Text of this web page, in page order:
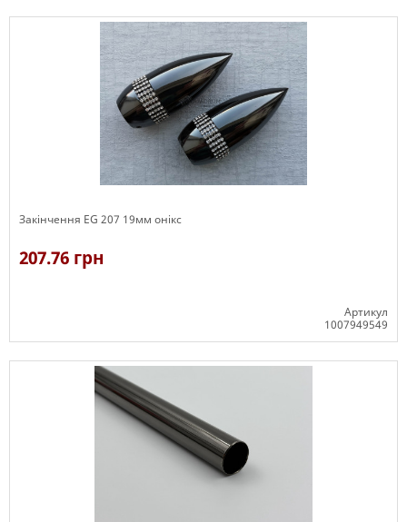
Закінчення ЕG 207 19мм онікс
207.76 грн
Артикул
1007949549